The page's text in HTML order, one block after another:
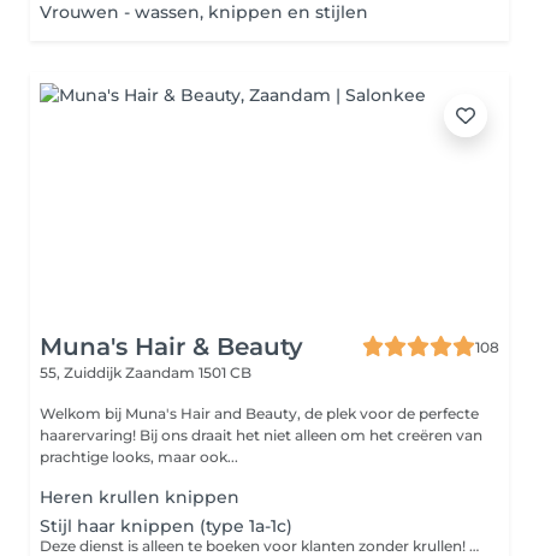
Vrouwen - wassen, knippen en stijlen
Muna's Hair & Beauty
108
55, Zuiddijk Zaandam 1501 CB
Welkom bij Muna's Hair and Beauty, de plek voor de perfecte
haarervaring! Bij ons draait het niet alleen om het creëren van
prachtige looks, maar ook...
Heren krullen knippen
Stijl haar knippen (type 1a-1c)
Deze dienst is alleen te boeken voor klanten zonder krullen! Bij het boeken van de behandeling is het belangrijk om te weten 'Kort' betekent boven de schouder 'Middel' betekent op de schouder 'Lang' betekent onder de schoude